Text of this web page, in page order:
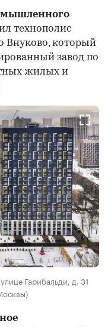
технополис
Внуково, который
завод по
жилых и
Гарибальди, д. 31